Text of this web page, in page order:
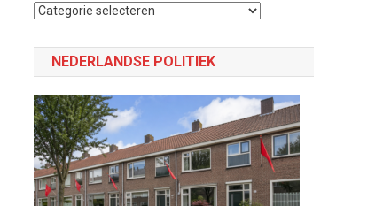
Selecteer
categorie
NEDERLANDSE POLITIEK